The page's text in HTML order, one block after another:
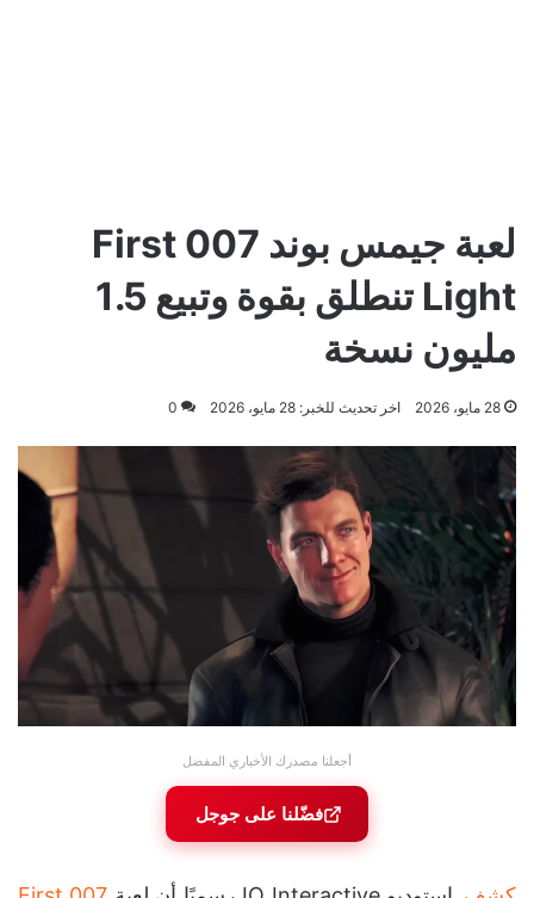
لعبة جيمس بوند 007 First
Light تنطلق بقوة وتبيع 1.5
مليون نسخة
28 مايو، 2026 اخر تحديث للخبر: 28 مايو، 2026 0
أجعلنا مصدرك الأخباري المفضل
فضّلنا على جوجل